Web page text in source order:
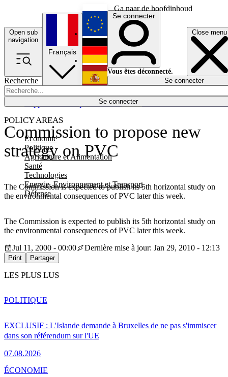
Ga naar de hoofdinhoud
Open sub
navigation
Close menu
Recherche
Se connecter
POLICY AREAS
Economie
Politique
Agriculture et Alimentation
Santé
Technologies
Energie, Environnement et Transport
Défense
Économie
Français
English
Deutsch
Español
Se connecter
Vous êtes déconnecté.
Se connecter
Commission to propose new
strategy on PVC
The Commission is expected to publish its 5th horizontal study on
the environmental consequences of PVC later this week.
The Commission is expected to publish its 5th horizontal study on
the environmental consequences of PVC later this week.
Jul 11, 2000 - 00:00
Dernière mise à jour: Jan 29, 2010 - 12:13
Print Partager
LES PLUS LUS
EXCLUSIF : L'Islande demande à Bruxelles de ne pas s'immiscer
dans son référendum sur l'UE
07.08.2026
POLITIQUE
ÉCONOMIE